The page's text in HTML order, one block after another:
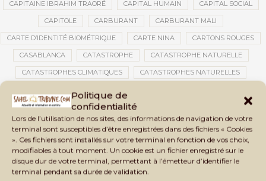
Politique de
confidentialité
Lors de l’utilisation de nos sites, des informations de navigation de votre
terminal sont susceptibles d’être enregistrées dans des fichiers « Cookies
». Ces fichiers sont installés sur votre terminal en fonction de vos choix,
modifiables à tout moment. Un cookie est un fichier enregistré sur le
disque dur de votre terminal, permettant à l’émetteur d’identifier le
terminal pendant sa durée de validation.
CAPITAINE IBRAHIM TRAORÉ CAPITAL HUMAIN CAPITAL SOCIAL
CAPITOLE CARBURANT CARBURANT MALI
CARTE D’IDENTITÉ BIOMÉTRIQUE CARTE NINA CARTONS ROUGES
CASABLANCA CATASTROPHE CATASTROPHE NATURELLE
CATASTROPHES CLIMATIQUES CATASTROPHES NATURELLES
CÉDÉAO CEDEAO CEI CÉLÉBRATION NATIONALE CEMAC
CEMAPI CEN-SNESUP CENOU CENSURE
CENTRAFRIQUE CENTRALE SOLAIRE
CENTRALE SOLAIRE DE SANANKOROBA CENTRALES SOLAIRES
CENTRE D'INTELLIGENCE ARTIFICIELLE